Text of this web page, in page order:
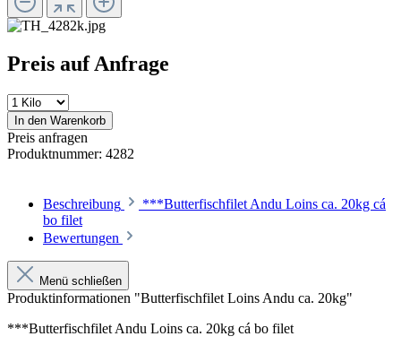
Preis auf Anfrage
In den Warenkorb
Preis anfragen
Produktnummer: 4282
Beschreibung
***Butterfischfilet Andu Loins ca. 20kg cá
bo filet
Bewertungen
Menü schließen
Produktinformationen "Butterfischfilet Loins Andu ca. 20kg"
***Butterfischfilet Andu Loins ca. 20kg cá bo filet